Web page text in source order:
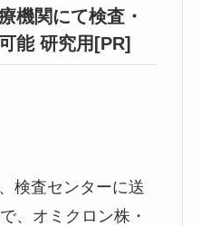
機関にて検査・
能 研究用[PR]
検査センターに送
、オミクロン株・